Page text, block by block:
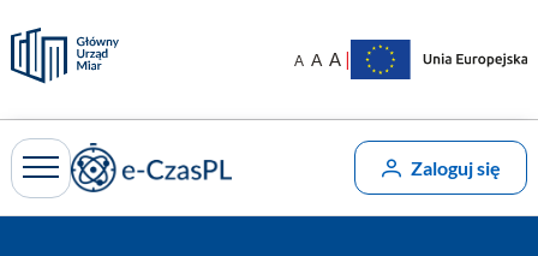
do
treści
A A A |
Zaloguj się